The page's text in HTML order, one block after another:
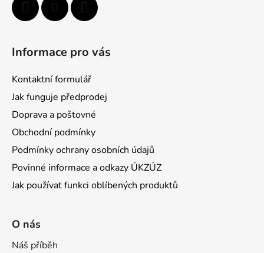
Informace pro vás
Kontaktní formulář
Jak funguje předprodej
Doprava a poštovné
Obchodní podmínky
Podmínky ochrany osobních údajů
Povinné informace a odkazy ÚKZÚZ
Jak používat funkci oblíbených produktů
O nás
Náš příběh